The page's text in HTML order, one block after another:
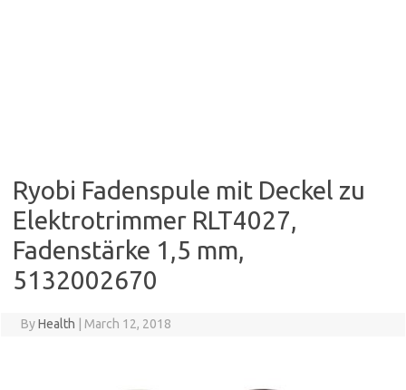
Ryobi Fadenspule mit Deckel zu
Elektrotrimmer RLT4027,
Fadenstärke 1,5 mm,
5132002670
ByHealth March 12, 2018